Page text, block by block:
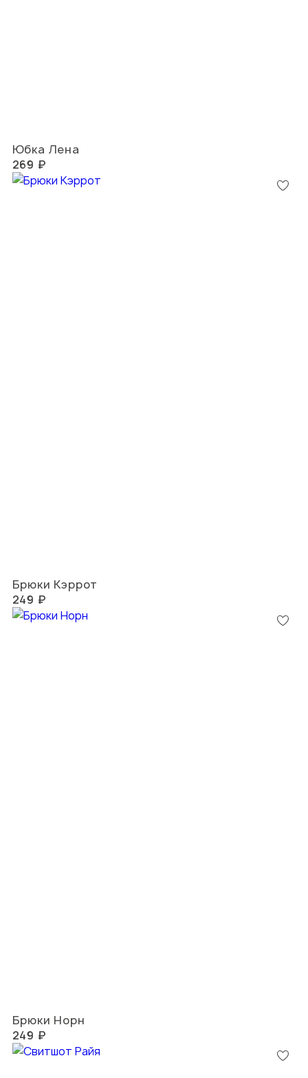
Юбка Лена
269 ₽
Брюки Кэррот
249 ₽
Брюки Норн
249 ₽